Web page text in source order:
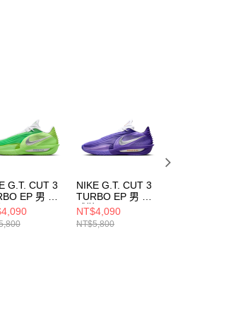
G.T. CUT 3
EP 男 籃
HV9919301
NIKE G.T. CUT 3
TURBO EP 男 籃
球鞋 HV9919800
NT$4,090
NT$5,800